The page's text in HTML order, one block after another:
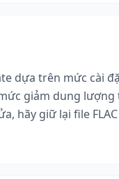
dựa trên mức cài
giảm dung
giữ lại file